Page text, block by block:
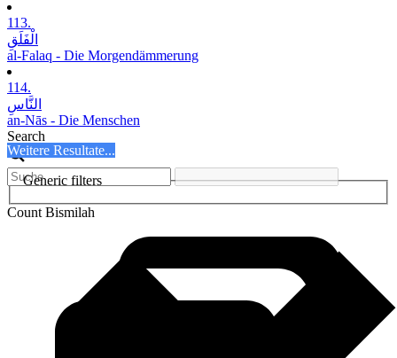
113.
الْفَلَقِ
al-Falaq - Die Morgendämmerung
114.
النَّاسِ
an-Nās - Die Menschen
Search
Weitere Resultate...
Generic filters
Count Bismilah